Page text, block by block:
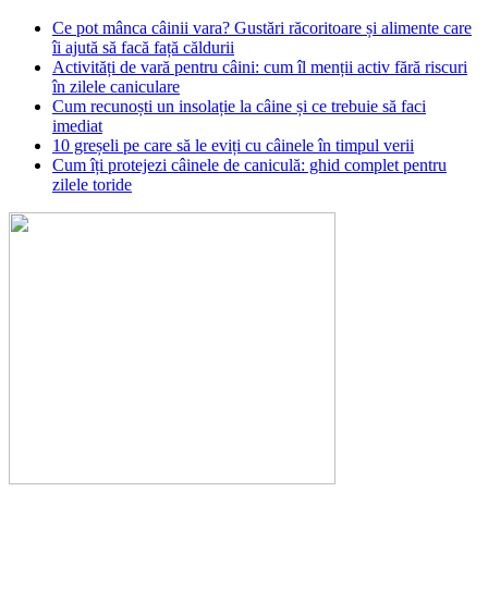
Ce pot mânca câinii vara? Gustări răcoritoare și alimente care
îi ajută să facă față căldurii
Activități de vară pentru câini: cum îl menții activ fără riscuri
în zilele caniculare
Cum recunoști un insolație la câine și ce trebuie să faci
imediat
10 greșeli pe care să le eviți cu câinele în timpul verii
Cum îți protejezi câinele de caniculă: ghid complet pentru
zilele toride